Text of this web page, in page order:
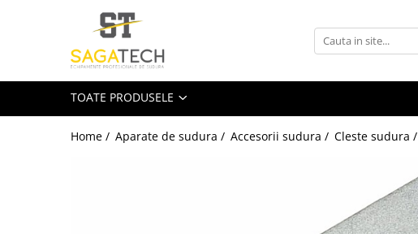
Toate Produsele
Sudura MIG-MAG
TOATE PRODUSELE
Home / Aparate de sudura / Accesorii sudura / Cleste sudura /